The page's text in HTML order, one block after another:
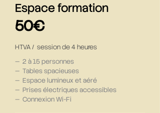
Espace formation
50€
HTVA / session de 4 heures
— 2 à 15 personnes
— Tables spacieuses
— Espace lumineux et aéré
— Prises électriques accessibles
— Connexion Wi-Fi